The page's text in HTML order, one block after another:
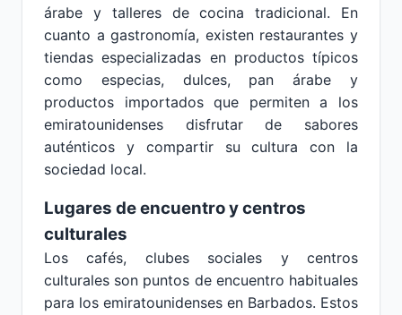
árabe y talleres de cocina tradicional. En
cuanto a gastronomía, existen restaurantes y
tiendas especializadas en productos típicos
como especias, dulces, pan árabe y
productos importados que permiten a los
emiratounidenses disfrutar de sabores
auténticos y compartir su cultura con la
sociedad local.
Lugares de encuentro y centros
culturales
Los cafés, clubes sociales y centros
culturales son puntos de encuentro habituales
para los emiratounidenses en Barbados. Estos